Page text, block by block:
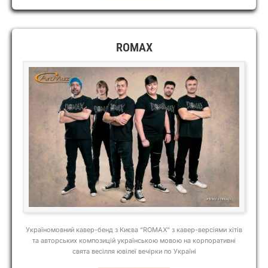
ROMAX
Україномовний кавер-бенд з Києва “ROMAX” з кавер-версіями хітів
та авторських композицій українською мовою на корпоративні
свята весілля ювілеї вечірки по Україні